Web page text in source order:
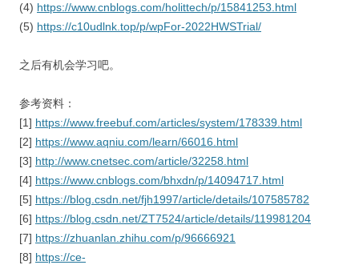
(4) https://www.cnblogs.com/holittech/p/15841253.html
(5) https://c10udlnk.top/p/wpFor-2022HWSTrial/
之后有机会学习吧。
参考资料：
[1] https://www.freebuf.com/articles/system/178339.html
[2] https://www.aqniu.com/learn/66016.html
[3] http://www.cnetsec.com/article/32258.html
[4] https://www.cnblogs.com/bhxdn/p/14094717.html
[5] https://blog.csdn.net/fjh1997/article/details/107585782
[6] https://blog.csdn.net/ZT7524/article/details/119981204
[7] https://zhuanlan.zhihu.com/p/96666921
[8] https://ce-